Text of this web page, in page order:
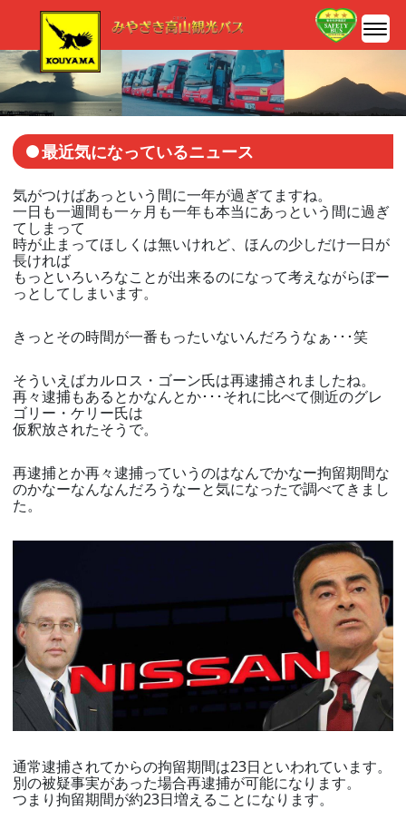
最近気になっているニュース
気がつけばあっという間に一年が過ぎてますね。
一日も一週間も一ヶ月も一年も本当にあっという間に過ぎ
てしまって
時が止まってほしくは無いけれど、ほんの少しだけ一日が
長ければ
もっといろいろなことが出来るのになって考えながらぼー
っとしてしまいます。
きっとその時間が一番もったいないんだろうなぁ･･･笑
そういえばカルロス・ゴーン氏は再逮捕されましたね。
再々逮捕もあるとかなんとか･･･それに比べて側近のグレ
ゴリー・ケリー氏は
仮釈放されたそうで。
再逮捕とか再々逮捕っていうのはなんでかなー拘留期間な
のかなーなんなんだろうなーと気になったで調べてきまし
た。
通常逮捕されてからの拘留期間は23日といわれています。
別の被疑事実があった場合再逮捕が可能になります。
つまり拘留期間が約23日増えることになります。